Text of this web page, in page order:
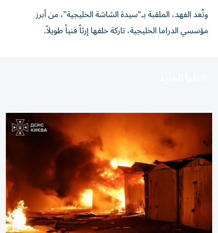
وتُعد الفهد، الملقبة بـ"سيدة الشاشة الخليجية"، من أبرز
مؤسسي الدراما الخليجية، تاركة خلفها إرثاً فنياً طويلاً.